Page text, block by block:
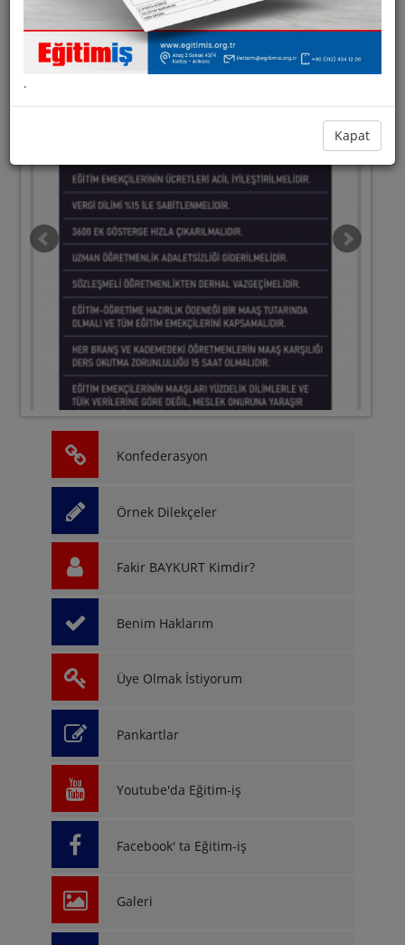
TERİNİN MÜCADELESİNİ YÜRÜTÜR.
AFİŞLER
Konfederasyon
Örnek Dilekçeler
Fakir BAYKURT Kimdir?
Benim Haklarım
Üye Olmak İstiyorum
Pankartlar
Youtube'da Eğitim-iş
Facebook' ta Eğitim-iş
Galeri
.
Kapat